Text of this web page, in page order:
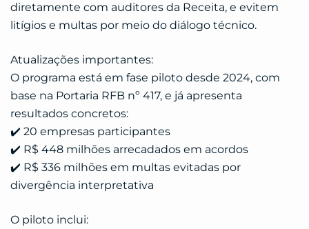
diretamente com auditores da Receita, e evitem
litígios e multas por meio do diálogo técnico.
Atualizações importantes:
O programa está em fase piloto desde 2024, com
base na Portaria RFB nº 417, e já apresenta
resultados concretos:
✔️ 20 empresas participantes
✔️ R$ 448 milhões arrecadados em acordos
✔️ R$ 336 milhões em multas evitadas por
divergência interpretativa
O piloto inclui: